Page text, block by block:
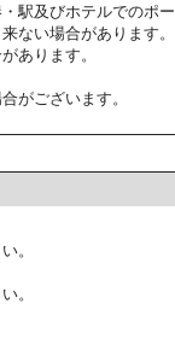
駅及びホテルでのポ
ない場合があります。
あります。
がございます。
。
。